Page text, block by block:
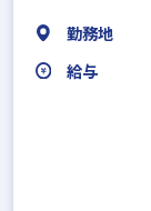
勤務地
給与